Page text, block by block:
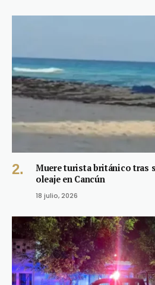
Muere turista británico tras
oleaje en Cancún
18 julio, 2026